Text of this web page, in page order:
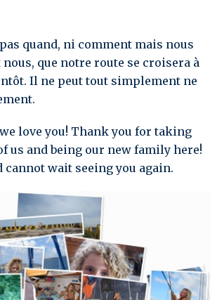
quand, ni comment mais nous
nous, que notre route se croisera à
Il ne peut tout simplement ne
love you! Thank you for taking
us and being our new family here!
cannot wait seeing you again.